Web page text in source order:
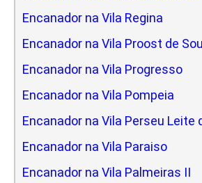
Encanador na Vila Regina
Encanador na Vila Proost de
Encanador na Vila Progresso
Encanador na Vila Pompeia
Encanador na Vila Perseu Leite
Encanador na Vila Paraiso
Encanador na Vila Palmeiras II